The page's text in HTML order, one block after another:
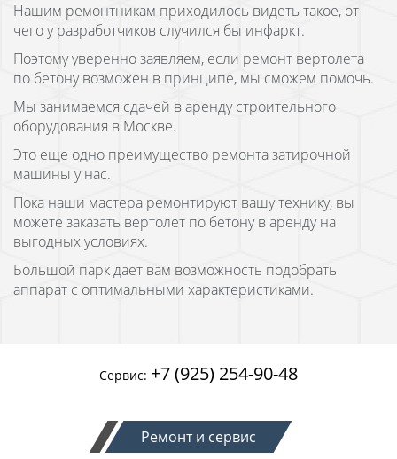
Нашим ремонтникам приходилось видеть такое, от
чего у разработчиков случился бы инфаркт.
Поэтому уверенно заявляем, если ремонт вертолета
по бетону возможен в принципе, мы сможем помочь.
Мы занимаемся сдачей в аренду строительного
оборудования в Москве.
Это еще одно преимущество ремонта затирочной
машины у нас.
Пока наши мастера ремонтируют вашу технику, вы
можете заказать вертолет по бетону в аренду на
выгодных условиях.
Большой парк дает вам возможность подобрать
аппарат с оптимальными характеристиками.
Сервис: +7 (925) 254-90-48
Ремонт и сервис